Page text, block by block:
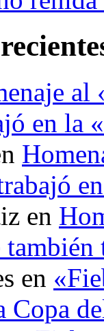
al
en la
en
en
Copa